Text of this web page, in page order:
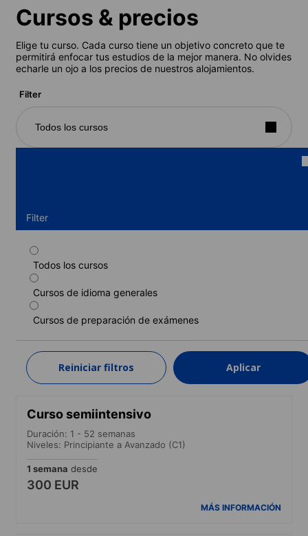
Cursos & precios
Elige tu curso. Cada curso tiene un objetivo concreto que te
permitirá enfocar tus estudios de la mejor manera. No olvides
echarle un ojo a los precios de nuestros alojamientos.
Filter
Todos los cursos
Filter
Todos los cursos
Cursos de idioma generales
Cursos de preparación de exámenes
Reiniciar filtros Aplicar
Curso estándar
Duración: 1 - 52 semanas
Niveles: Principiante a Avanzado (C1)
MÁS INFORMACIÓN
Curso semiintensivo
Duración: 1 - 52 semanas
Niveles: Principiante a Avanzado (C1)
1 semana desde
300 EUR
MÁS INFORMACIÓN